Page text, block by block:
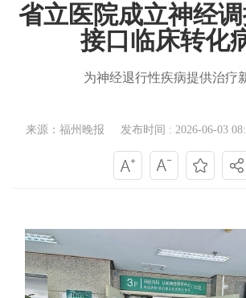
省立医院成立神经
接口临床转化
为神经退行性疾病提供治疗
来源：福州晚报 发布时间 : 2026-06-03